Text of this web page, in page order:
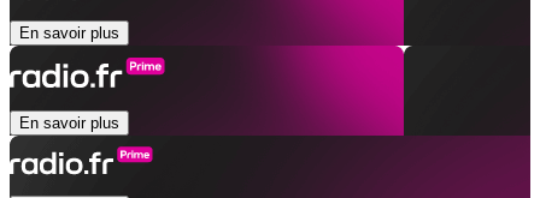
En savoir plus
En savoir plus